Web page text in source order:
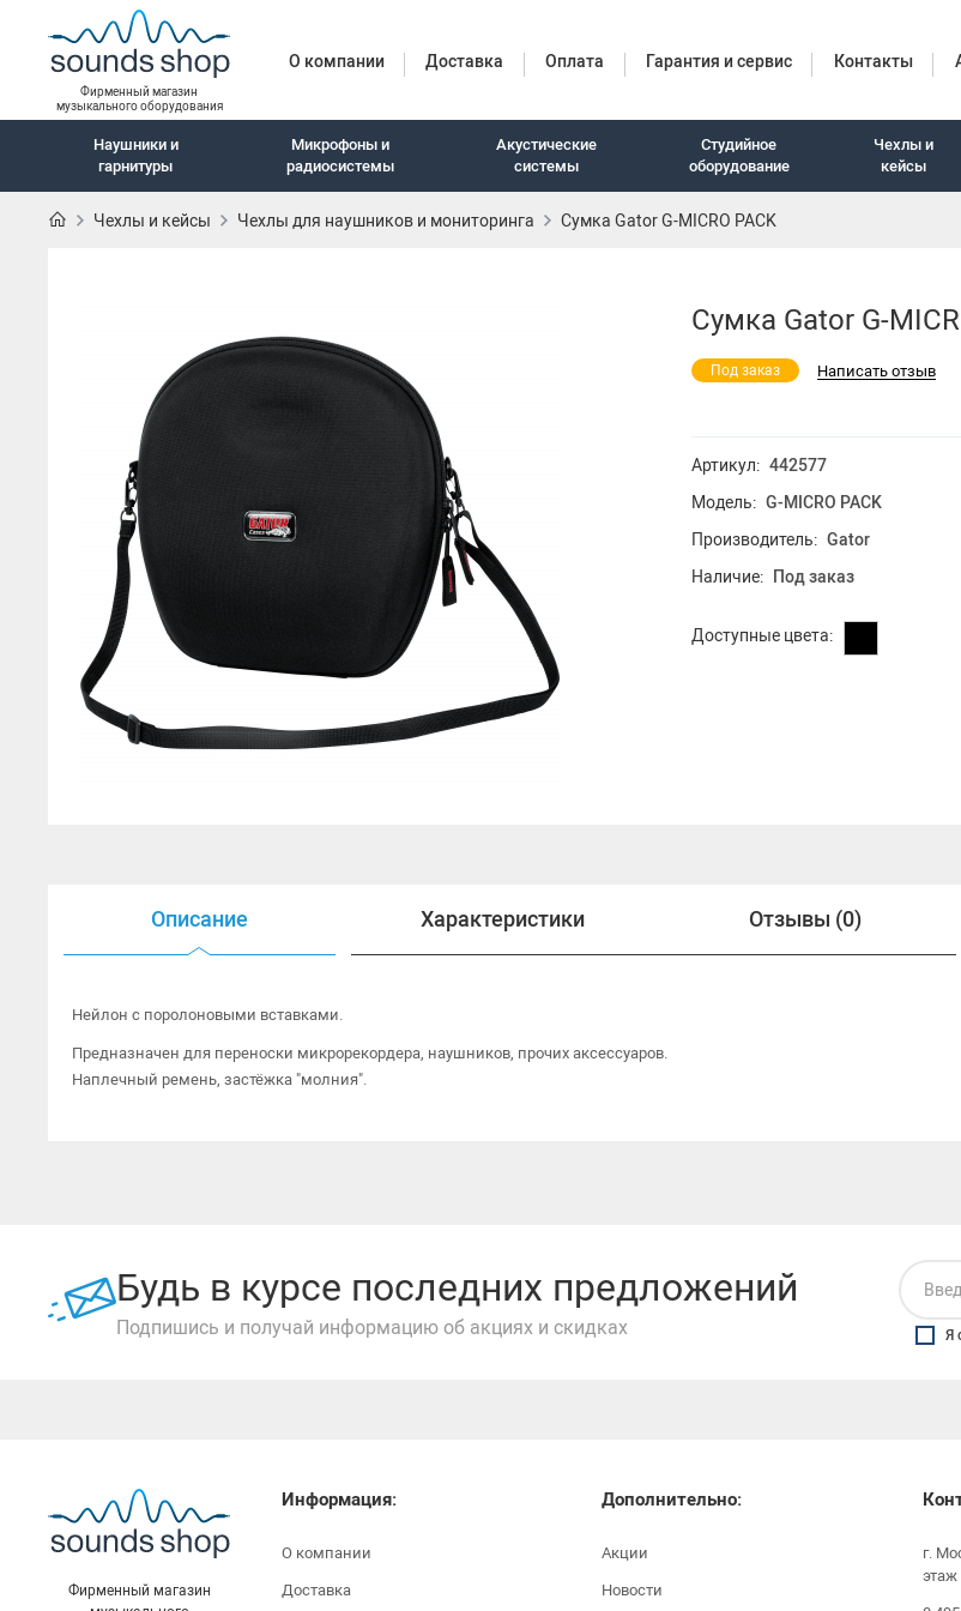
Фирменный магазин
музыкального оборудования
О компании Доставка Оплата Гарантия и сервис Контакты
Наушники и
гарнитуры
Микрофоны и
радиосистемы
Акустические
системы
Студийное
оборудование
Чехлы и
кейсы
Наушники с шумоподавлением
Внутриканальные наушники
Закрытые наушники
Аксессуары для наушников
Чехлы и кейсы Чехлы для наушников и мониторинга Сумка Gator G-MICRO PACK
Сумка Gator G-
Под заказ Написать отзыв
Артикул: 442577
Модель: G-MICRO PACK
Производитель: Gator
Наличие: Под заказ
Доступные цвета:
Описание Характеристики Отзывы (0)
Нейлон с поролоновыми вставками.
Предназначен для переноски микрорекордера, наушников, прочих аксессуаров.
Наплечный ремень, застёжка "молния".
Будь в курсе последних предложений
Подпишись и получай информацию об акциях и скидках Я
Фирменный магазин
Информация:
О компании
Доставка
Дополнительно:
Акции
Новости
г.
этаж